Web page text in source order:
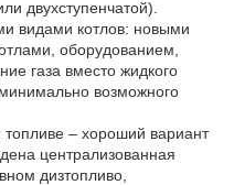
двухступенчатой).
видами котлов: новыми
оборудованием,
газа вместо жидкого
возможного
– хороший вариант
централизованная
дизтопливо,